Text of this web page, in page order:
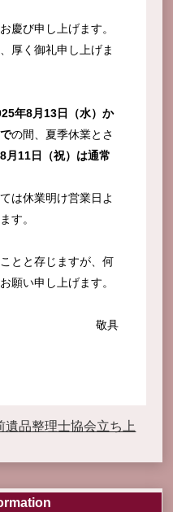
慶び申し上げます。
厚く御礼申し上げま
年8月13日（水）か
の間、夏季休業とさ
8月11日（祝）は通常
は休業明け営業日よ
す。
とと存じますが、何
願い申し上げます。
敬具
遺品整理士協会立ち上